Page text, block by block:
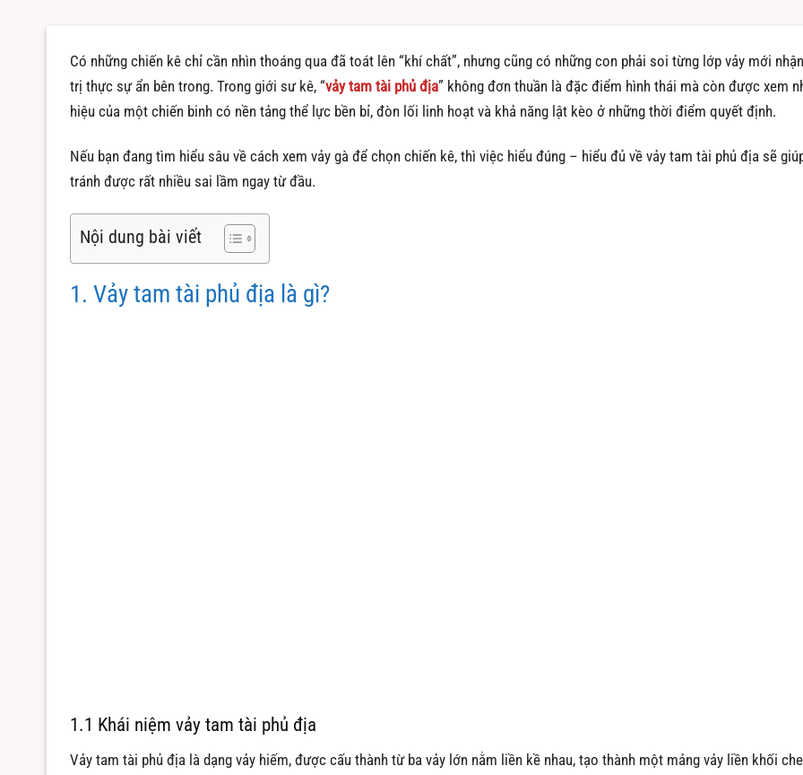
Có những chiến kê chỉ cần nhìn thoáng qua đã toát lên “khí chất”, nhưng cũng có những con phải soi từng lớp vảy mới
trị thực sự ẩn bên trong. Trong giới sư kê, “vảy tam tài phủ địa” không đơn thuần là đặc điểm hình thái mà còn được xem
hiệu của một chiến binh có nền tảng thể lực bền bỉ, đòn lối linh hoạt và khả năng lật kèo ở những thời điểm quyết định.
Nếu bạn đang tìm hiểu sâu về cách xem vảy gà để chọn chiến kê, thì việc hiểu đúng – hiểu đủ về vảy tam tài phủ địa sẽ
tránh được rất nhiều sai lầm ngay từ đầu.
Nội dung bài viết
1. Vảy tam tài phủ địa là gì?
1.1 Khái niệm vảy tam tài phủ địa
Vảy tam tài phủ địa là dạng vảy hiếm, được cấu thành từ ba vảy lớn nằm liền kề nhau, tạo thành một mảng vảy liền khối